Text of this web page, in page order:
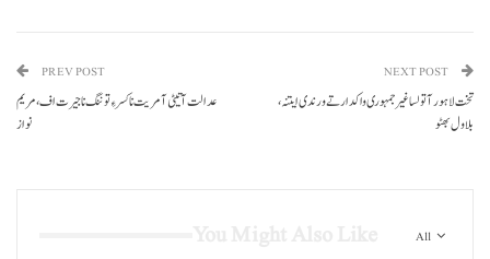
PREV POST
عدالت آتیٹی آمریت نا کسر ءِ توننگ نا جیرت اف، مریم
نواز
NEXT POST
تخت لاہور آ تولسا غیر جمہوری واکدار تے ورندی ایتنہ،
بلاول بھٹو
All